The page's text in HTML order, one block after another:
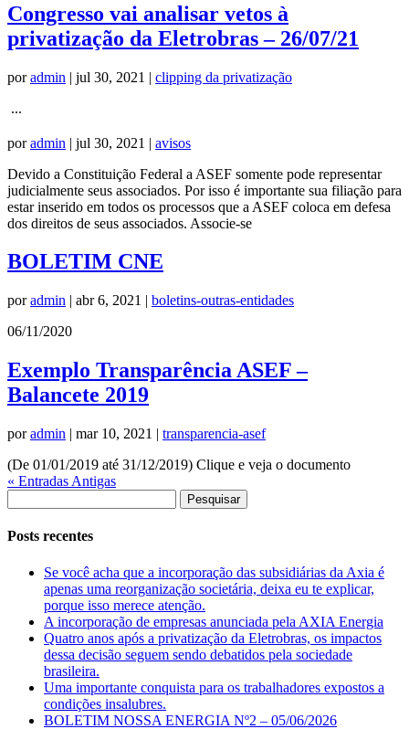
Congresso vai analisar vetos à
privatização da Eletrobras – 26/07/21
poradmin | jul 30, 2021 | clipping da privatização
...
poradmin | jul 30, 2021 | avisos
Devido a Constituição Federal a ASEF somente pode representar
judicialmente seus associados. Por isso é importante sua filiação para
estar inserido em todos os processos que a ASEF coloca em defesa
dos direitos de seus associados. Associe-se
BOLETIM CNE
poradmin | abr 6, 2021 | boletins-outras-entidades
06/11/2020
Exemplo Transparência ASEF –
Balancete 2019
poradmin | mar 10, 2021 | transparencia-asef
(De 01/01/2019 até 31/12/2019) Clique e veja o documento
« Entradas Antigas
por:
Posts recentes
Se você acha que a incorporação das subsidiárias da Axia é
apenas uma reorganização societária, deixa eu te explicar,
porque isso merece atenção.
A incorporação de empresas anunciada pela AXIA Energia
Quatro anos após a privatização da Eletrobras, os impactos
dessa decisão seguem sendo debatidos pela sociedade
brasileira.
Uma importante conquista para os trabalhadores expostos a
condições insalubres.
BOLETIM NOSSA ENERGIA Nº2 – 05/06/2026